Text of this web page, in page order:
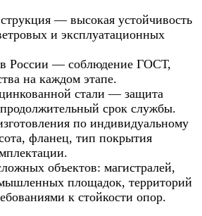
— высокая устойчивость
и эксплуатационных
в России — соблюдение ГОСТ,
на каждом этапе.
стали — защита
срок службы.
по индивидуальному
фланец, тип покрытия
объектов: магистралей,
площадок, территорий
к стойкости опор.